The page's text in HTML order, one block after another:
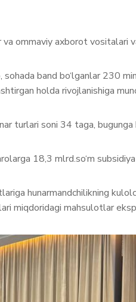
va ommaviy axborot vositalari
band bo‘lganlar 230
holda rivojlanishiga
turlari soni 34 taga,
18,3 mlrd.so‘m
hunarmandchilikning
miqdoridagi mahsulotlar